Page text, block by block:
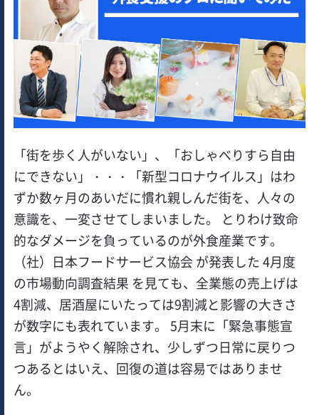
「街を歩く人がいない」、「おしゃべりすら自由
にできない」・・・「新型コロナウイルス」はわ
ずか数ヶ月のあいだに慣れ親しんだ街を、人々の
意識を、一変させてしまいました。 とりわけ致命
的なダメージを負っているのが外食産業です。
（社）日本フードサービス協会 が発表した 4月度
の市場動向調査結果 を見ても、全業態の売上げは
4割減、居酒屋にいたっては9割減と影響の大きさ
が数字にも表れています。 5月末に「緊急事態宣
言」がようやく解除され、少しずつ日常に戻りつ
つあるとはいえ、回復の道は容易ではありませ
ん。